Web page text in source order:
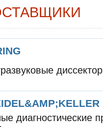
диагностические